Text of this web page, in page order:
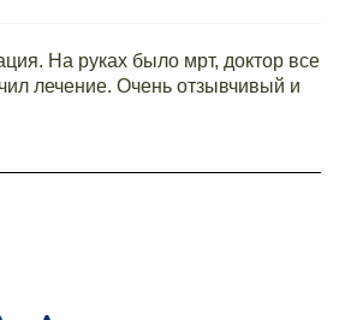
На руках было мрт, доктор все
лечение. Очень отзывчивый и